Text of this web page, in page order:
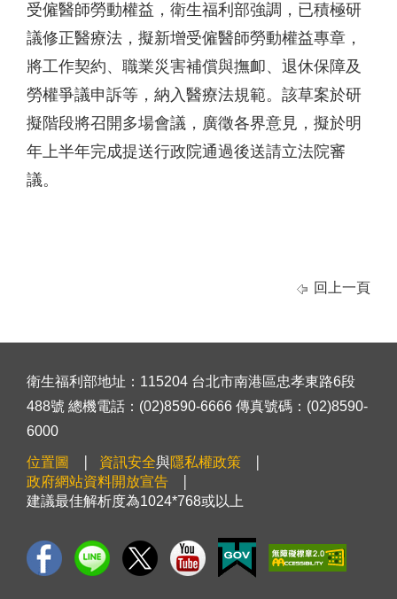
受僱醫師勞動權益，衛生福利部強調，已積極研
議修正醫療法，擬新增受僱醫師勞動權益專章，
將工作契約、職業災害補償與撫卹、退休保障及
勞權爭議申訴等，納入醫療法規範。該草案於研
擬階段將召開多場會議，廣徵各界意見，擬於明
年上半年完成提送行政院通過後送請立法院審
議。
回上一頁
衛生福利部地址：115204 台北市南港區忠孝東路6段
488號 總機電話：(02)8590-6666 傳真號碼：(02)8590-
6000
位置圖 資訊安全與隱私權政策
政府網站資料開放宣告
建議最佳解析度為1024*768或以上